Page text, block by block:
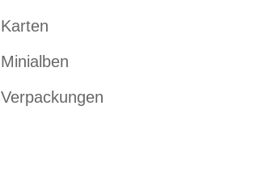
Karten
Minialben
Verpackungen